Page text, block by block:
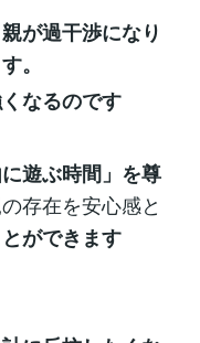
が過干渉になり
。
なるのです
遊ぶ時間」を尊
存在を安心感と
ができます